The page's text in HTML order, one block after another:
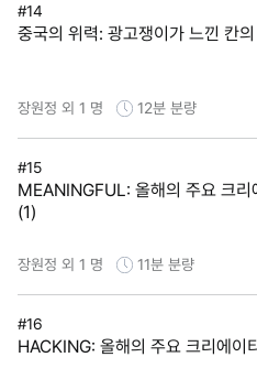
#14
중국의 위력: 광고쟁이가 느낀 칸
장원정 외 1 명 12분 분량
#15
MEANINGFUL: 올해의 주요 크리
(1)
장원정 외 1 명 11분 분량
#16
HACKING: 올해의 주요 크리에이